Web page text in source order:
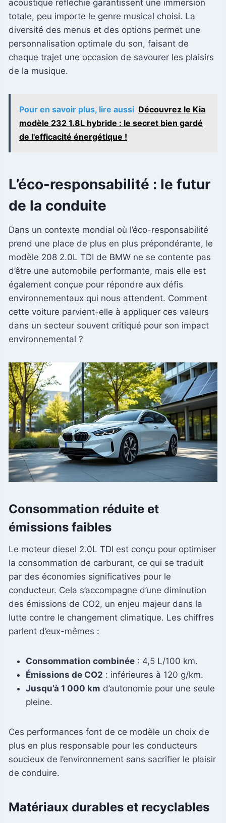
acoustique réfléchie garantissent une immersion
totale, peu importe le genre musical choisi. La
diversité des menus et des options permet une
personnalisation optimale du son, faisant de
chaque trajet une occasion de savourer les plaisirs
de la musique.
Pour en savoir plus, lire aussi Découvrez le Kia
modèle 232 1.8L hybride : le secret bien gardé
de l'efficacité énergétique !
L’éco-responsabilité : le futur
de la conduite
Dans un contexte mondial où l’éco-responsabilité
prend une place de plus en plus prépondérante, le
modèle 208 2.0L TDI de BMW ne se contente pas
d’être une automobile performante, mais elle est
également conçue pour répondre aux défis
environnementaux qui nous attendent. Comment
cette voiture parvient-elle à appliquer ces valeurs
dans un secteur souvent critiqué pour son impact
environnemental ?
Consommation réduite et
émissions faibles
Le moteur diesel 2.0L TDI est conçu pour optimiser
la consommation de carburant, ce qui se traduit
par des économies significatives pour le
conducteur. Cela s’accompagne d’une diminution
des émissions de CO2, un enjeu majeur dans la
lutte contre le changement climatique. Les chiffres
parlent d’eux-mêmes :
Consommation combinée : 4,5 L/100 km.
Émissions de CO2 : inférieures à 120 g/km.
Jusqu’à 1 000 km d’autonomie pour une seule
pleine.
Ces performances font de ce modèle un choix de
plus en plus responsable pour les conducteurs
soucieux de l’environnement sans sacrifier le plaisir
de conduire.
Matériaux durables et recyclables